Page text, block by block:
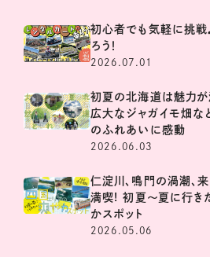
初心者でも気軽に挑戦
ろう！
2026.07.01
初夏の北海道は魅力が
広大なジャガイモ畑な
のふれあいに感動
2026.06.03
仁淀川、鳴門の渦潮、
満喫! 初夏～夏に行き
かスポット
2026.05.06